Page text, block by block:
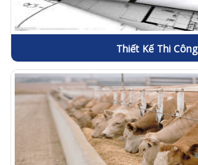
Thiết Kế Thi Công